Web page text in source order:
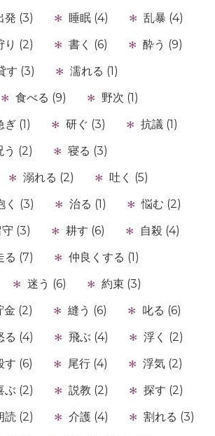
発 (3) 睡眠 (4)
乱暴 (4)
り (2) 書く (6)
酔う (9)
す (3)
濡れる (1)
食べる (9)
野次 (1)
ぎ (1) 研ぐ (3)
抗議 (1)
う (2)
寝る (3)
溺れる (2)
吐く (5)
く (3) 治る (1)
悩む (2)
守 (3) 耕す (6)
自殺 (4)
る (7)
仲良くする (1)
迷う (6)
約束 (3)
金 (2) 縫う (6)
叱る (6)
る (4) 飛ぶ (4)
浮く (2)
す (6) 尾行 (4)
浮気 (2)
ぶ (2) 説教 (2)
探す (2)
読 (2) 介護 (4)
割れる (3)